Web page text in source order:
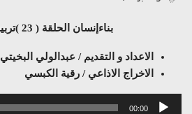
بناءإنسان الحلقة ( 23 )تربية الاطفال
الاعداد و التقديم / عبدالولي البخيتي
الاخراج الاذاعي / رقية الكبسي
مشغل
00:00